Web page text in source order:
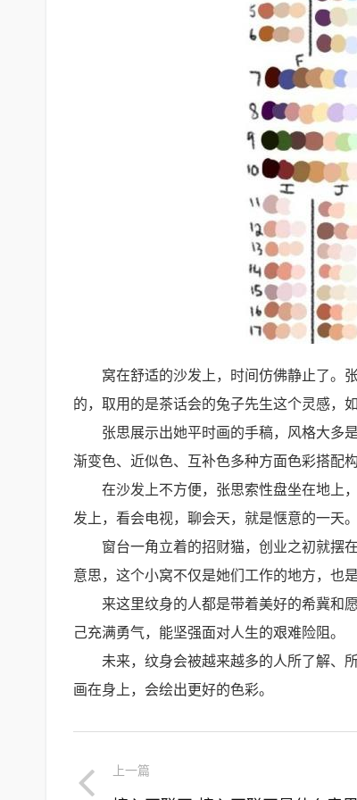
窝在舒适的沙发上，时间仿佛静止了。
的，取用的是茶话会的兔子先生这个灵感，
张思展示出她平时画的手稿，风格大多
渐变色、近似色、互补色多种方面色彩搭配
在沙发上不方便，张思索性盘坐在地上
发上，看会电视，聊会天，就是惬意的一天。
窗台一角立着的招财猫，创业之初就摆
意思，这个小窝不仅是她们工作的地方，也
来这里纹身的人都是带着美好的希冀和
己充满勇气，能坚强面对人生的艰难险阻。
未来，纹身会被越来越多的人所了解、
画在身上，会绘出更好的色彩。
上一篇